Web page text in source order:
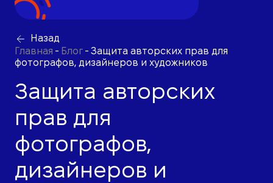
Назад
Главная - Блог - Защита авторских прав для
фотографов, дизайнеров и художников
Защита авторских
прав для
фотографов,
дизайнеров и